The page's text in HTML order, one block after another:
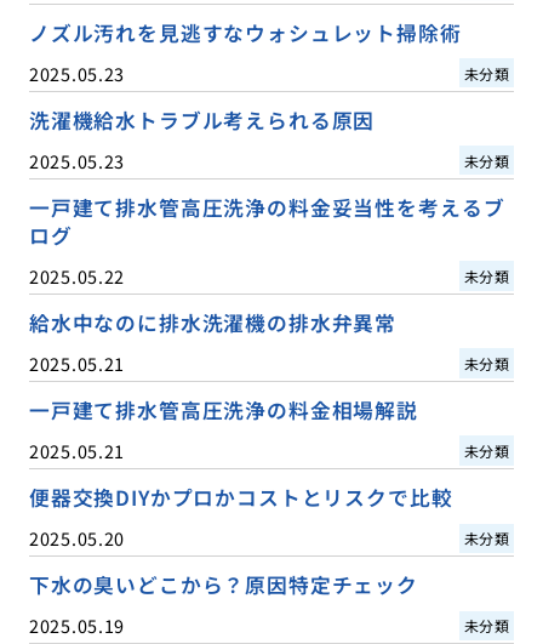
ノズル汚れを見逃すなウォシュレット掃除術
2025.05.23 未分類
洗濯機給水トラブル考えられる原因
2025.05.23 未分類
一戸建て排水管高圧洗浄の料金妥当性を考えるブ
ログ
2025.05.22 未分類
給水中なのに排水洗濯機の排水弁異常
2025.05.21 未分類
一戸建て排水管高圧洗浄の料金相場解説
2025.05.21 未分類
便器交換DIYかプロかコストとリスクで比較
2025.05.20 未分類
下水の臭いどこから？原因特定チェック
2025.05.19 未分類